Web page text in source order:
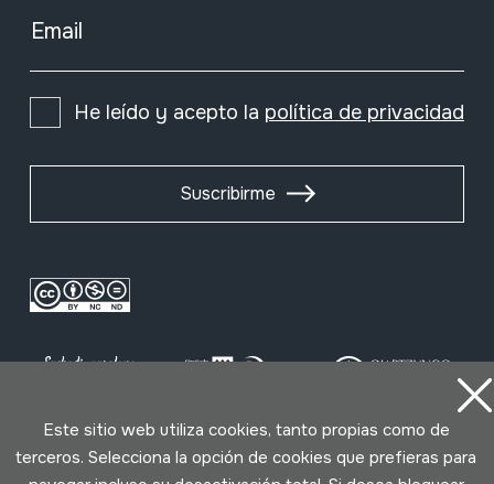
Email
He leído y acepto la política de privacidad
Suscribirme
Condiciones de uso Política de privacidad
Este sitio web utiliza cookies, tanto propias como de
terceros. Selecciona la opción de cookies que prefieras para